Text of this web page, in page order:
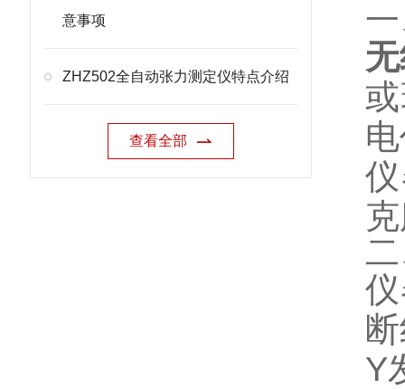
意事项
ZHZ502全自动张力测定仪特点介绍
查看全部
Y